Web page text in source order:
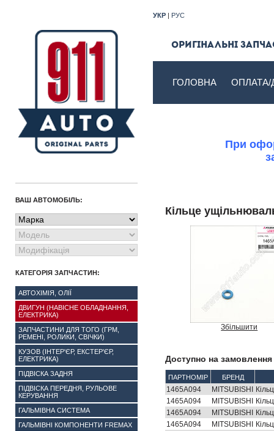
УКР | РУС
Оригінальні
ГОЛОВНА ОПЛАТА/
При
Кільце
Збільшити
Доступно на
ПАРТНОМІР БРЕНД
1465A094 MITSUBISHI
1465A094
MITSUBISHI
1465A094
MITSUBISHI
1465A094
MITSUBISHI
ВАШ АВТОМОБІЛЬ:
КАТЕГОРІЯ ЗАПЧАСТИН:
АВТОХІМІЯ, ОЛІЇ
ДВИГУН (НАВІСНЕ ОБЛАДНАННЯ,
ЕЛЕКТРИКА)
ЗАПЧАСТИНИ ДЛЯ ТОГО (ГРМ,
РЕМЕНІ, РОЛИКИ, СВІЧКИ)
КУЗОВ (ІНТЕР'ЄР, ЕКСТЕР'ЄР,
ЕЛЕКТРИКА)
ПІДВІСКА ЗАДНЯ
ПІДВІСКА ПЕРЕДНЯ, РУЛЬОВЕ
КЕРУВАННЯ
ГАЛЬМІВНА СИСТЕМА
ГАЛЬМІВНІ КОМПОНЕНТИ FREMAX